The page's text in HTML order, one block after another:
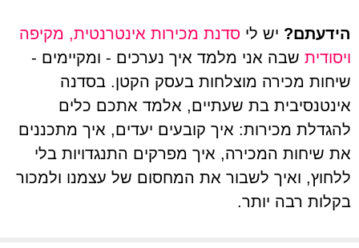
הידעתם?יש לי סדנת מכירות אינטרנטית, מקיפה
ויסודיתשבה אני מלמד איך נערכים - ומקיימים -
שיחות מכירה מוצלחות בעסק הקטן. בסדנה
אינטנסיבית בת שעתיים, אלמד אתכם כלים
להגדלת מכירות: איך קובעים יעדים, איך מתכננים
את שיחות המכירה, איך מפרקים התנגדויות בלי
ללחוץ, ואיך לשבור את המחסום של עצמנו ולמכור
בקלות רבה יותר.